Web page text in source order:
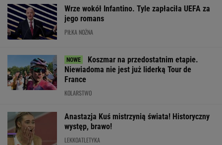
Wrze wokół Infantino. Tyle zapłaciła UEFA za
jego romans
PIŁKA NOŻNA
Koszmar na przedostatnim etapie.
Niewiadoma nie jest już liderką Tour de
France
KOLARSTWO
Anastazja Kuś mistrzynią świata! Historyczny
występ, brawo!
LEKKOATLETYKA